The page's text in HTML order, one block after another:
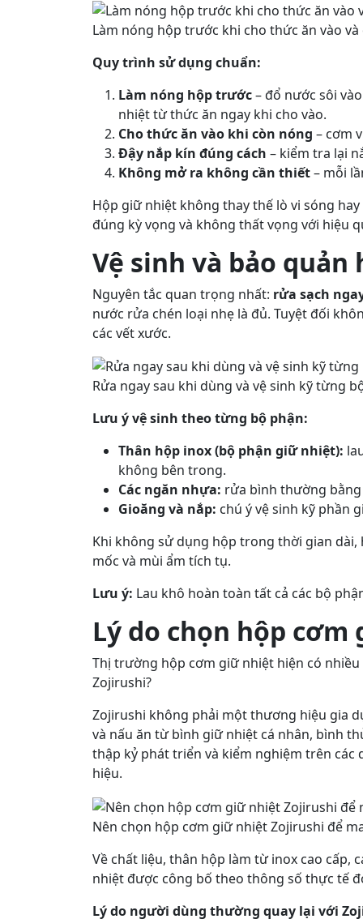
Làm nóng hộp trước khi cho thức ăn vào
Quy trình sử dụng chuẩn:
Làm nóng hộp trước– đổ nước sôi
nhiệt từ thức ăn ngay khi cho vào.
Cho thức ăn vào khi còn nóng – cơm
Đậy nắp kín đúng cách – kiểm tra lại
Không mở ra không cần thiết– mỗi
Hộp giữ nhiệt không thay thế lò vi sóng
đúng kỳ vọng và không thất vọng với hiệu
Vệ sinh và bảo
Nguyên tắc quan trọng nhất: rửa sạch
nước rửa chén loại nhẹ là đủ. Tuyệt đối
các vết xước.
Rửa ngay sau khi dùng và vệ sinh kỹ từng
Lưu ý vệ sinh theo từng bộ phận:
Thân hộp inox (bộ phận giữ nhiệt):
không bên trong.
Các ngăn nhựa: rửa bình thường
Gioăng và nắp: chú ý vệ sinh kỹ phần
Khi không sử dụng hộp trong thời gian
mốc và mùi ẩm tích tụ.
Lưu ý: Lau khô hoàn toàn tất cả các bộ
Lý do chọn hộp
Thị trường hộp cơm giữ nhiệt hiện có
Zojirushi?
Zojirushi không phải một thương hiệu gia
và nấu ăn từ bình giữ nhiệt cá nhân, bình
thập kỷ phát triển và kiểm nghiệm trên
hiệu.
Nên chọn hộp cơm giữ nhiệt Zojirushi để
Về chất liệu, thân hộp làm từ inox cao cấp,
nhiệt được công bố theo thông số thực tế
Lý do người dùng thường quay lại với